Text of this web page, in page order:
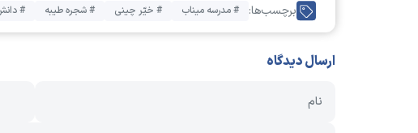
برچسب‌ها: # مدرسه میناب # خیّر چینی # شجره طیبه #
ارسال دیدگاه